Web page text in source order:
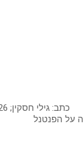
על הפנטנל